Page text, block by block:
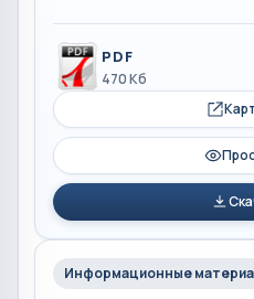
PDF
470 Кб
Информационные